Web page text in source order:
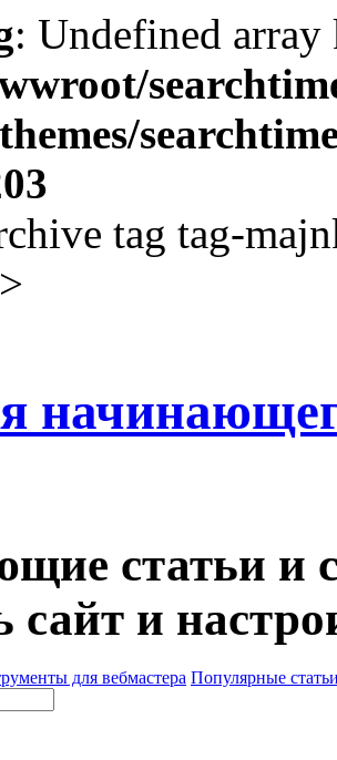
: Undefined
tag tag-
статьи и
сайт и
для вебмастера Популярные